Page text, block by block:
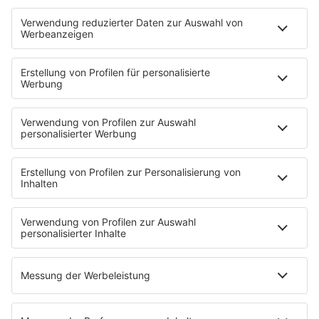
Deutschpop
Deutsche Liebeslieder
PODCASTS
Mit den Waffeln einer Frau
Frühstück bei Barbara
Brave & One
NotAufnahme
"Bewerbung und Karriere"
Aber bitte mit Schlager
Erdbeerkäse
Fitness mit M.A.R.K
Glück in Worten
Todesursache
Niemand muss ein Promi sein
PROGRAMM